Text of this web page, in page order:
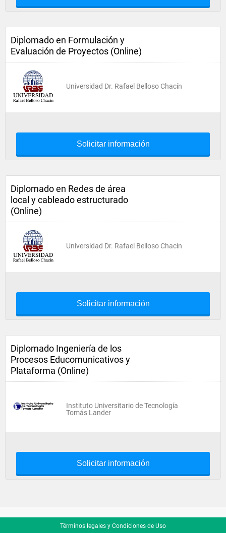
Diplomado en Formulación y
Evaluación de Proyectos (Online)
Universidad Dr. Rafael Belloso Chacín
Solicitar información
Diplomado en Redes de área
local y cableado estructurado
(Online)
Universidad Dr. Rafael Belloso Chacín
Solicitar información
Diplomado Ingeniería de los
Procesos Educomunicativos y
Plataforma (Online)
Instituto Universitario de Tecnología
Tomás Lander
Solicitar información
Términos legales y Condiciones de Uso